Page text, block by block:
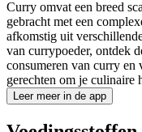
Curry omvat een breed
gebracht met een
afkomstig uit
van currypoeder, ontdek
consumeren van curry en
gerechten om je culinaire
Leer meer in de app